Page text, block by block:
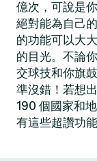
億次，可說是
絕對能為自己
的功能可以大
的目光。不論
交球技和你旗
準沒錯！若想
190 個國家和
有這些超讚功